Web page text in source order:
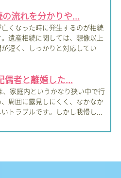
流れを分かりや...
くなった時に発生するのが相続
遺産相続に関しては、想像以上
短く、しっかりと対応してい
偶者と離婚した...
、家庭内というかなり狭い中で行
周囲に露見しにくく、なかなか
トラブルです。しかし我慢し...